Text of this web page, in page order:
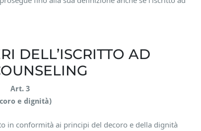
DELL’ISCRITTO AD
Art. 3
e dignità)
in conformità ai principi del decoro e della dignità